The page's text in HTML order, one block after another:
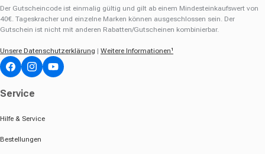
Der Gutscheincode ist einmalig gültig und gilt ab einem Mindesteinkaufswert von
40€. Tageskracher und einzelne Marken können ausgeschlossen sein. Der
Gutschein ist nicht mit anderen Rabatten/Gutscheinen kombinierbar.
Unsere Datenschutzerklärung | Weitere Informationen¹
FacebookInstagramYouTube
Service
Hilfe & Service
Bestellungen